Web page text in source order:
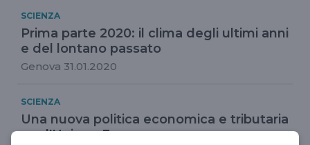
SCIENZA
Prima parte 2020: il clima degli ultimi anni
e del lontano passato
Genova 31.01.2020
SCIENZA
Una nuova politica economica e tributaria
per l'Unione Europea